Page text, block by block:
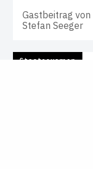
Gastbeitrag von
Stefan Seeger
Staatsexamen